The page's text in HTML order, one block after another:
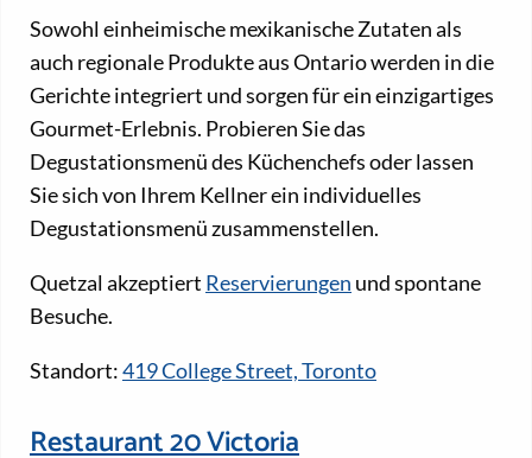
Sowohl einheimische mexikanische Zutaten als
auch regionale Produkte aus Ontario werden in die
Gerichte integriert und sorgen für ein einzigartiges
Gourmet-Erlebnis. Probieren Sie das
Degustationsmenü des Küchenchefs oder lassen
Sie sich von Ihrem Kellner ein individuelles
Degustationsmenü zusammenstellen.
Quetzal akzeptiert Reservierungen und spontane
Besuche.
Standort:419 College Street, Toronto
Restaurant 20 Victoria